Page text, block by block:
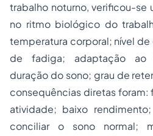
trabalho noturno, verificou-se
no ritmo biológico do
temperatura corporal; nível
de fadiga; adaptação ao
duração do sono; grau de
consequências diretas
atividade; baixo
conciliar o sono normal;